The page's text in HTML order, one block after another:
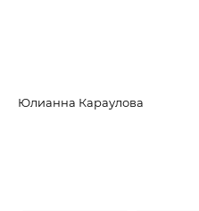
Юлианна Караулова